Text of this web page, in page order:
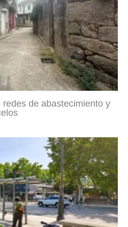
de abastecimiento y